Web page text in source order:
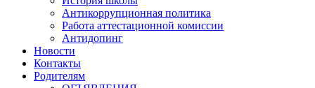
Антикоррупционная политика
Работа аттестационной комиссии
Антидопинг
Новости
Контакты
Родителям